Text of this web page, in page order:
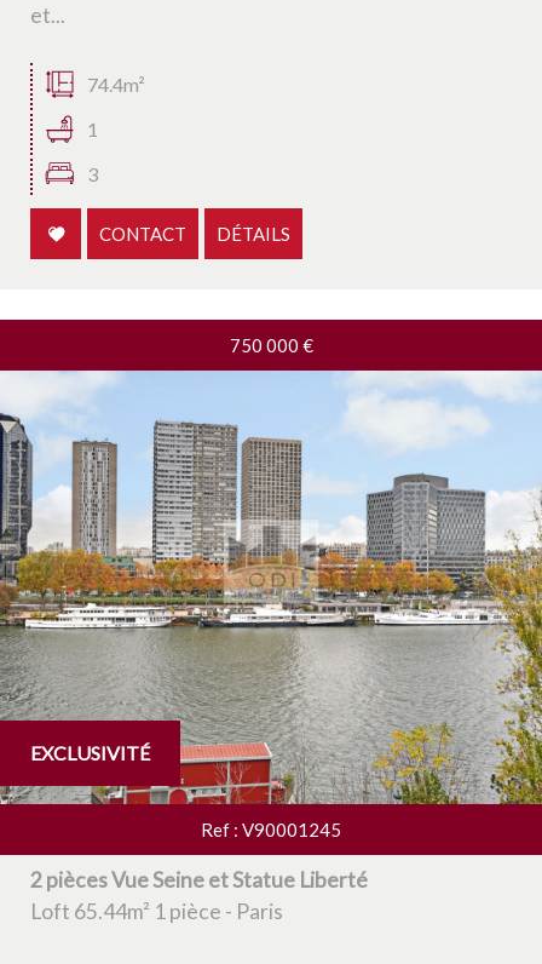
et...
74.4m²
1
3
CONTACT DÉTAILS
EXCLUSIVITÉ
750 000 €
Ref : V90001245
2 pièces Vue Seine et Statue Liberté
Loft 65.44m² 1 pièce - Paris